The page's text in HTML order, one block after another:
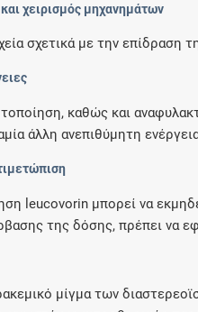
χειρισμός μηχανημάτων
σχετικά με την επίδραση
καθώς και
άλλη ανεπιθύμητη
leucovorin μπορεί να
της δόσης, πρέπει να
μίγμα των